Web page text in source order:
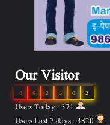
Our Visitor
2
0
3
2
6
8
Users Today : 371